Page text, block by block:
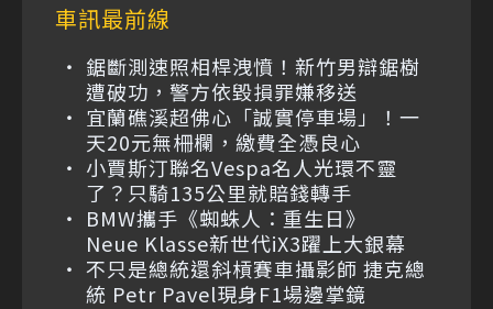
車訊最前線
鋸斷測速照相桿洩憤！新竹男辯鋸樹
遭破功，警方依毀損罪嫌移送
宜蘭礁溪超佛心「誠實停車場」！一
天20元無柵欄，繳費全憑良心
小賈斯汀聯名Vespa名人光環不靈
了？只騎135公里就賠錢轉手
BMW攜手《蜘蛛人：重生日》
Neue Klasse新世代iX3躍上大銀幕
不只是總統還斜槓賽車攝影師 捷克總
統 Petr Pavel現身F1場邊掌鏡